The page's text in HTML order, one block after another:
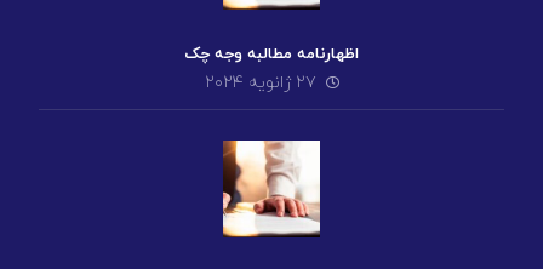
اظهارنامه مطالبه وجه چک
۲۷ ژانویه ۲۰۲۴